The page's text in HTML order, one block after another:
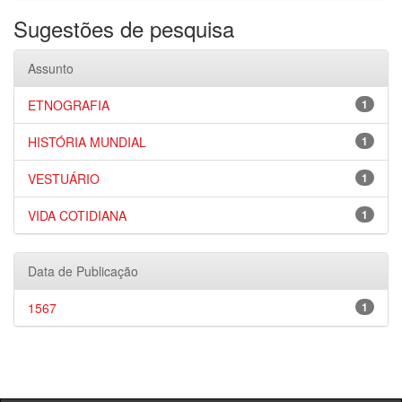
Sugestões de pesquisa
Assunto
1
ETNOGRAFIA
1
HISTÓRIA MUNDIAL
1
VESTUÁRIO
1
VIDA COTIDIANA
Data de Publicação
1
1567